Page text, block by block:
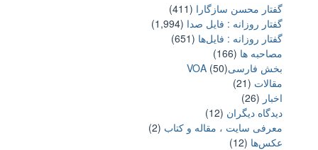
گفتار محسن سازگارا (411)
گفتار روزانه : فایل‌ صدا (1,994)
گفتار روزانه : فایل‌ها (651)
مصاحبه ها (166)
بخش فارسیVOA(50)
مقالات (21)
اخبار (26)
دیدگاه دیگران (12)
معرفی سایت ، مقاله و کتاب (2)
عکس‌ها (12)